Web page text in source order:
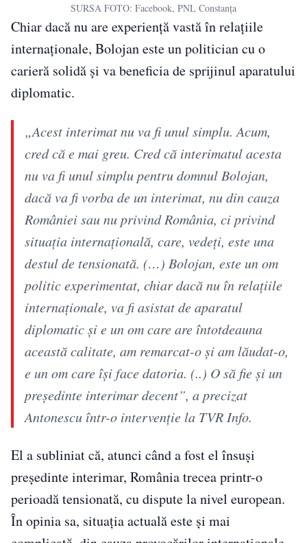
SURSA FOTO: Facebook, PNL Constanța
Chiar dacă nu are experiență vastă în relațiile
internaționale, Bolojan este un politician cu o
carieră solidă și va beneficia de sprijinul aparatului
diplomatic.
„Acest interimat nu va fi unul simplu. Acum,
cred că e mai greu. Cred că interimatul acesta
nu va fi unul simplu pentru domnul Bolojan,
dacă va fi vorba de un interimat, nu din cauza
României sau nu privind România, ci privind
situaţia internaţională, care, vedeţi, este una
destul de tensionată. (…) Bolojan, este un om
politic experimentat, chiar dacă nu în relaţiile
internaţionale, va fi asistat de aparatul
diplomatic şi e un om care are întotdeauna
această calitate, am remarcat-o şi am lăudat-o,
e un om care îşi face datoria. (..) O să fie şi un
preşedinte interimar decent”, a precizat
Antonescu într-o intervenție la TVR Info.
El a subliniat că, atunci când a fost el însuși
președinte interimar, România trecea printr-o
perioadă tensionată, cu dispute la nivel european.
În opinia sa, situația actuală este și mai